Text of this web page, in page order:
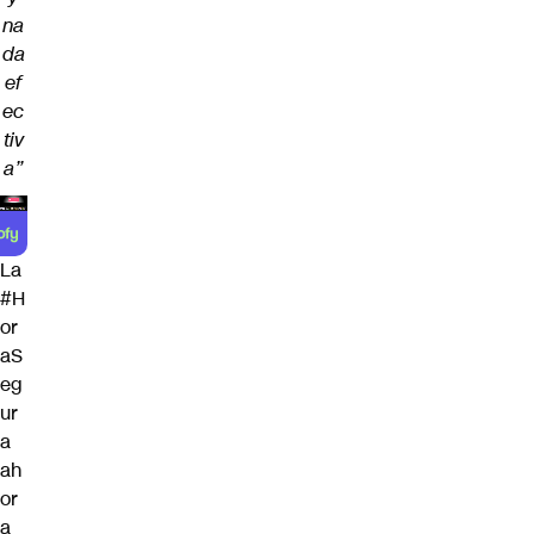
na
da
ef
ec
tiv
a”
La
#H
or
aS
eg
ur
a
ah
or
a